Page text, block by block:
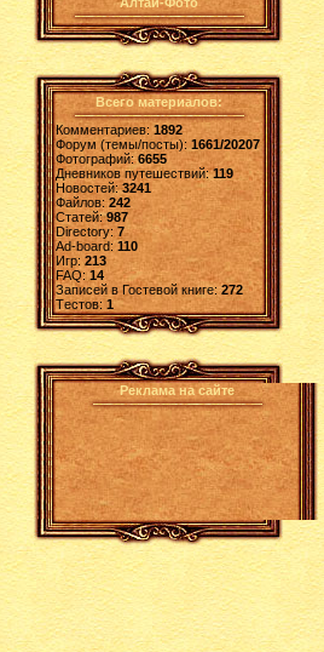
Всего материалов:
Комментариев: 1892
Форум (темы/посты):1661/20207
Фотографий:6655
Дневников путешествий:119
Новостей:3241
Файлов: 242
Статей:987
Directory: 7
Ad-board:110
Игр: 213
FAQ:14
Записей в Гостевой книге:272
Tестов: 1
Реклама на сайте